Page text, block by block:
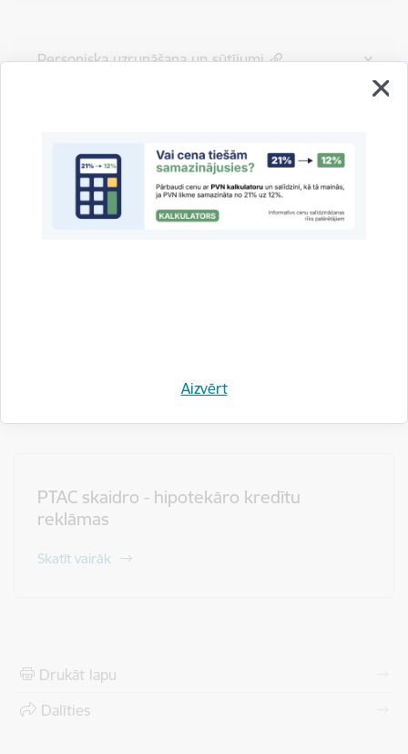
Aizvērt
Personiska uzrunāšana un sūtījumi
pakalpojumu reklāma
Nekustamā īpašuma kredītu izņēmums
PTAC skaidro - hipotekāro kredītu
reklāmas
Skatīt vairāk
Drukāt lapu
Dalīties